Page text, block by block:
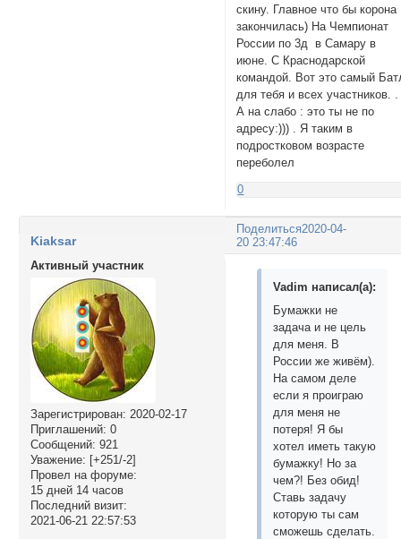
скину. Главное что бы корона
закончилась) На Чемпионат
России по 3д в Самару в
июне. С Краснодарской
командой. Вот это самый
для тебя и всех участников. .
А на слабо : это ты не по
адресу:))) . Я таким в
подростковом возрасте
переболел
0
Поделиться2020-04-
20 23:47:46
Kiaksar
Активный участник
Зарегистрирован: 2020-02-17
Приглашений: 0
Сообщений: 921
Уважение: [+251/-2]
Провел на форуме:
15 дней 14 часов
Последний визит:
2021-06-21 22:57:53
Vadim написал(а):
Бумажки не
задача и не цель
для меня. В
России же живём).
На самом деле
если я проиграю
для меня не
потеря! Я бы
хотел иметь такую
бумажку! Но за
чем?! Без обид!
Ставь задачу
которую ты сам
сможешь сделать.